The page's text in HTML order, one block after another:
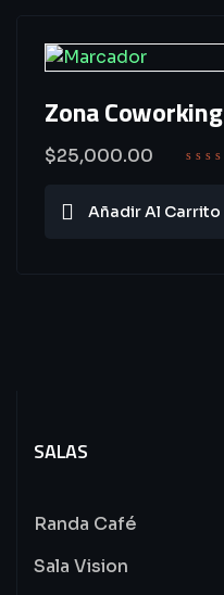
Zona Coworking
$25,000.00
Añadir Al Carrito
SALAS
Randa Café
Sala Vision